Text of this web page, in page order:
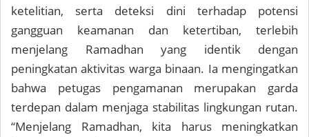
ketelitian, serta deteksi dini terhadap potensi
gangguan keamanan dan ketertiban, terlebih
menjelang Ramadhan yang identik dengan
peningkatan aktivitas warga binaan. Ia mengingatkan
bahwa petugas pengamanan merupakan garda
terdepan dalam menjaga stabilitas lingkungan rutan.
“Menjelang Ramadhan, kita harus meningkatkan